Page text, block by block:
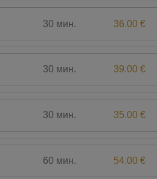
30 мин. 36.00 €
30 мин. 39.00 €
30 мин. 35.00 €
60 мин. 54.00 €